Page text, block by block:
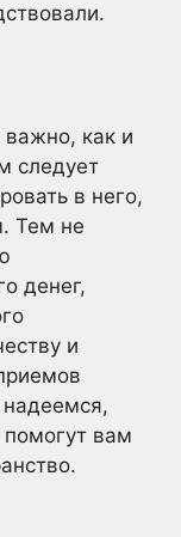
важно, как и
следует
в него,
Тем не
денег,
и
вам